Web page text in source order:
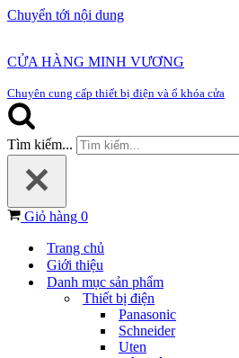
Chuyển tới nội dung
CỬA HÀNG MINH VƯƠNG
Chuyên cung cấp thiết bị điện và ổ khóa cửa
Tìm kiếm...
Giỏ hàng 0
Trang chủ
Giới thiệu
Danh mục sản phẩm
Thiết bị điện
Panasonic
Schneider
Uten